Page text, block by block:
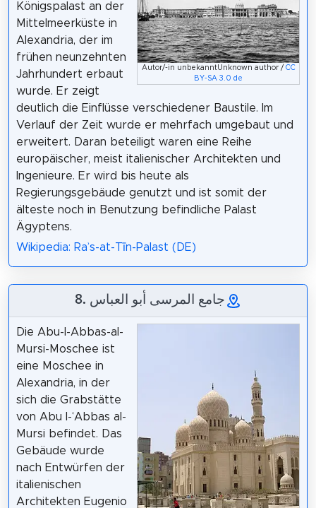
Autor/-in unbekanntUnknown author / CC
BY-SA 3.0 de
Königspalast an der
Mittelmeerküste in
Alexandria, der im
frühen neunzehnten
Jahrhundert erbaut
wurde. Er zeigt
deutlich die Einflüsse verschiedener Baustile. Im
Verlauf der Zeit wurde er mehrfach umgebaut und
erweitert. Daran beteiligt waren eine Reihe
europäischer, meist italienischer Architekten und
Ingenieure. Er wird bis heute als
Regierungsgebäude genutzt und ist somit der
älteste noch in Benutzung befindliche Palast
Ägyptens.
Wikipedia: Raʾs-at-Tīn-Palast (DE)
8. جامع المرسى أبو العباس
Die Abu-l-Abbas-al-
Mursi-Moschee ist
eine Moschee in
Alexandria, in der
sich die Grabstätte
von Abu l-ʿAbbas al-
Mursi befindet. Das
Gebäude wurde
nach Entwürfen der
italienischen
Architekten Eugenio